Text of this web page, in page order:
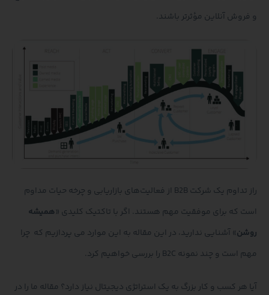
و فروش آنلاین مؤثرتر باشند.
راز تداوم یک شرکت B2B از فعالیت‌های بازاریابی و چرخه حیات مداوم
است که برای موفقیت مهم هستند. اگر با تاکتیک کلیدی «همیشه
روشن» آشنایی ندارید، در این مقاله به این موارد می پردازیم که چرا
مهم است و چند نمونه B2C را بررسی خواهیم کرد.
آیا هر کسب و کار بزرگ به یک استراتژی دیجیتال نیاز دارد؟ مقاله ما را در